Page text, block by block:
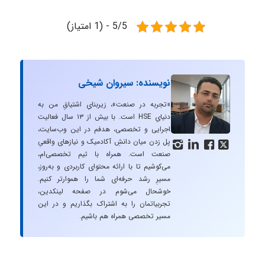
5/5 - (1 امتیاز)
   
نویسنده: سیروان شیخی
«تجربه در صنعت»، زیربنایِ اشتیاقِ من به
دنیایِ HSE است. با بیش از ۱۳ سال فعالیت
اجرایی و تخصصی، هدفم در این وب‌سایت،
پل زدن میان دانشِ آکادمیک و نیازهای واقعیِ
صنعت است. همراه با تیم تخصصی‌ام،
می‌کوشیم تا با ارائه محتوای کاربردی و به‌روز،
مسیرِ رشد حرفه‌ای شما را هموارتر کنیم.
خوشحال می‌شوم در صفحه لینکدین،
تجربیاتمان را به اشتراک بگذاریم و در این
مسیر تخصصی همراه هم باشیم.